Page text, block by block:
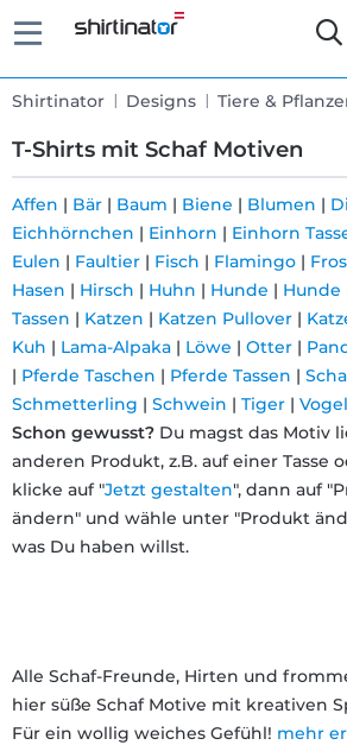
Shirtinator Designs Tiere &
T-Shirts mit Schaf Motiven
Schnelle
Lieferung
30 Tage
Umtauschrecht
Rückgaberecht
Häufige
Affen | Bär | Baum | Biene | Blumen |
Eichhörnchen | Einhorn | Einhorn
Eulen | Faultier | Fisch | Flamingo |
Hasen | Hirsch | Huhn | Hunde | Hunde
Tassen | Katzen | Katzen Pullover |
Kuh | Lama-Alpaka | Löwe | Otter |
| Pferde Taschen | Pferde Tassen |
Schmetterling | Schwein | Tiger | Vogel
Schon gewusst? Du magst das Motiv
anderen Produkt, z.B. auf einer Tasse
klicke auf "Jetzt gestalten", dann auf
ändern" und wähle unter "Produkt
was Du haben willst.
Alle Schaf-Freunde, Hirten und
hier süße Schaf Motive mit kreativen
Für ein wollig weiches Gefühl! mehr